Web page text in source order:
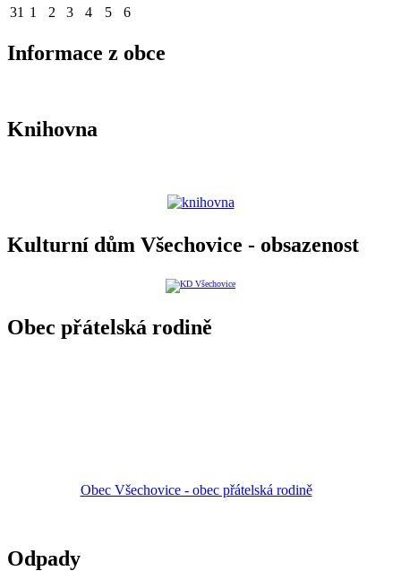
31 1 2 3 4 5 6
Informace z obce
Knihovna
Kulturní dům Všechovice - obsazenost
Obec přátelská rodině
Obec Všechovice - obec přátelská rodině
Odpady